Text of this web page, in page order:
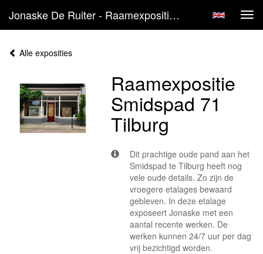
Jonaske De Ruiter - Raamexpositie Smidspad 71 Tilburg
Alle exposities
Raamexpositie
Smidspad 71
Tilburg
Dit prachtige oude pand aan het
Smidspad te Tilburg heeft nog
vele oude details. Zo zijn de
vroegere etalages bewaard
gebleven. In deze etalage
exposeert Jonaske met een
aantal recente werken. De
werken kunnen 24/7 uur per dag
vrij bezichtigd worden.